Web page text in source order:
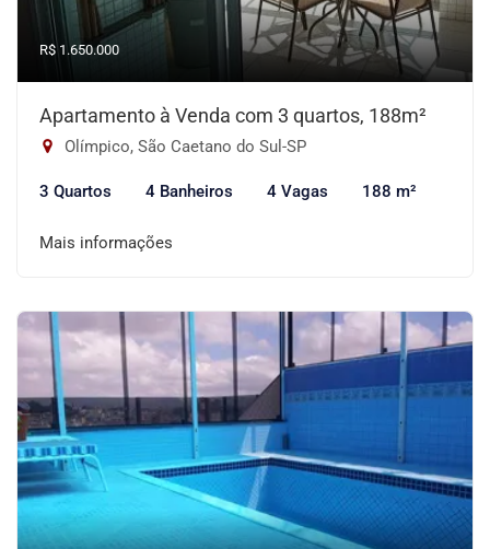
R$ 1.650.000
Apartamento à Venda com 3 quartos, 188m²
Olímpico, São Caetano do Sul-SP
3 Quartos 4 Banheiros 4 Vagas 188 m²
Mais informações